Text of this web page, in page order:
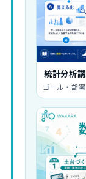
統計分析
ゴール・部